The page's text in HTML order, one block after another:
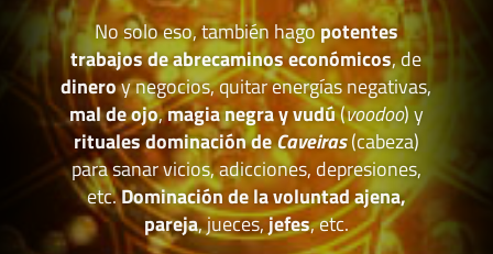
No solo eso, también hagopotentes
trabajos de abrecaminos económicos, de
dineroy negocios, quitar energías negativas,
mal de ojo,magia negra y vudú(voodoo) y
rituales dominación deCaveiras(cabeza)
para sanar vicios, adicciones, depresiones,
etc.Dominación de la voluntad ajena,
pareja, jueces,jefes, etc.